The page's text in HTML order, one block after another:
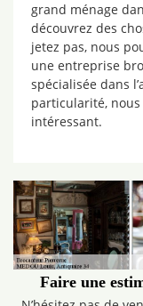
grand ménage
découvrez des
jetez pas, nous
une entreprise
spécialisée dans
particularité,
intéressant.
Faire une